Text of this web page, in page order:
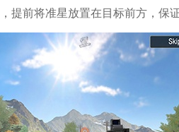
提前将准星放置在目标前方，保